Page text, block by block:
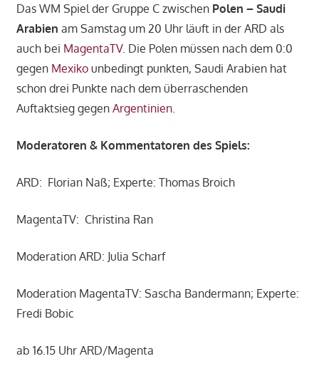
Das WM Spiel der Gruppe C zwischen Polen – Saudi
Arabien am Samstag um 20 Uhr läuft in der ARD als
auch bei MagentaTV. Die Polen müssen nach dem 0:0
gegen Mexikounbedingt punkten, Saudi Arabien hat
schon drei Punkte nach dem überraschenden
Auftaktsieg gegen Argentinien.
Moderatoren & Kommentatoren des Spiels:
ARD: Florian Naß; Experte: Thomas Broich
MagentaTV: Christina Ran
Moderation ARD: Julia Scharf
Moderation MagentaTV: Sascha Bandermann; Experte:
Fredi Bobic
ab 16.15 Uhr ARD/Magenta